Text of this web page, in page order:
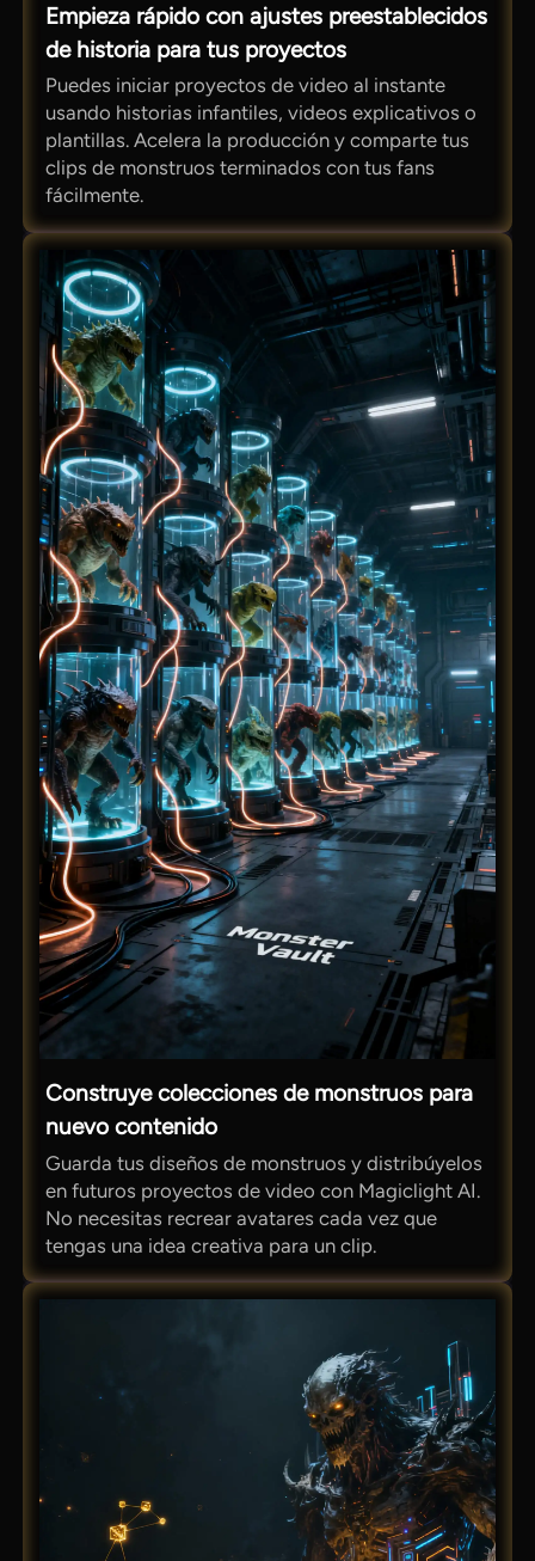
Empieza rápido con ajustes preestablecidos
de historia para tus proyectos
Puedes iniciar proyectos de video al instante
usando historias infantiles, videos explicativos o
plantillas. Acelera la producción y comparte tus
clips de monstruos terminados con tus fans
fácilmente.
Construye colecciones de monstruos para
nuevo contenido
Guarda tus diseños de monstruos y distribúyelos
en futuros proyectos de video con Magiclight AI.
No necesitas recrear avatares cada vez que
tengas una idea creativa para un clip.